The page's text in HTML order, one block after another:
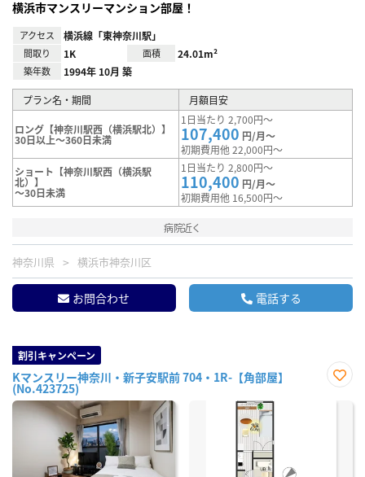
横浜市マンスリーマンション部屋！
アクセス 横浜線「東神奈川駅」
間取り 1K 面積 24.01m²
築年数 1994年 10月 築
プラン名・期間 月額目安
ロング【神奈川駅西（横浜駅北）】
30日以上～360日未満
1日当たり 2,700円～
107,400 円/月～
初期費用他 22,000円～
ショート【神奈川駅西（横浜駅
北）】
～30日未満
1日当たり 2,800円～
110,400 円/月～
初期費用他 16,500円～
病院近く
神奈川県 横浜市神奈川区
お問合わせ 電話する
割引キャンペーン
Kマンスリー神奈川・新子安駅前 704・1R-【角部屋】
(No.423725)
に入